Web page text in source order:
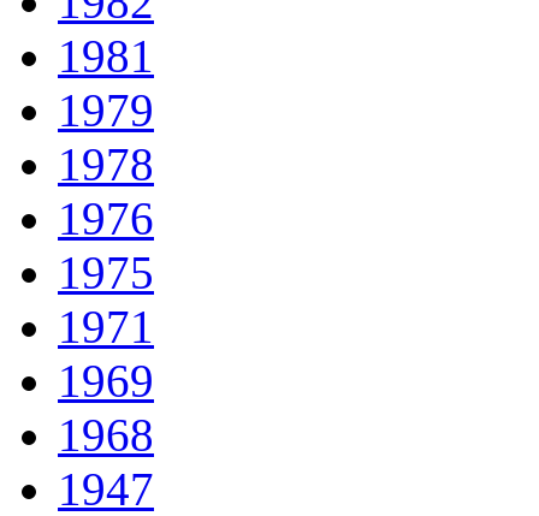
1981
1979
1978
1976
1975
1971
1969
1968
1947